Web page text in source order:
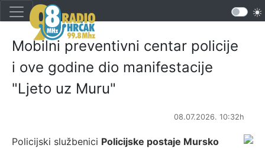
Mobilni preventivni centar policije
i ove godine dio manifestacije
"Ljeto uz Muru"
08.07.2026. 10:32h
Policijski službenici Policijske postaje Mursko